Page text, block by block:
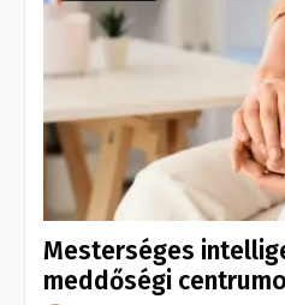
Mesterséges
meddőségi